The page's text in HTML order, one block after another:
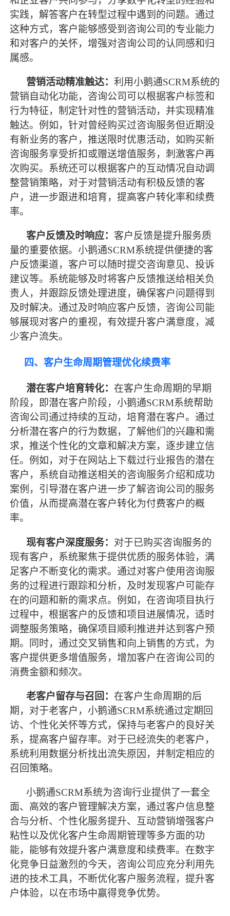
实践，解答客户在转型过程中遇到的问题。通过
这种方式，客户能够感受到咨询公司的专业能力
和对客户的关怀，增强对咨询公司的认同感和归
属感。
营销活动精准触达：利用小鹅通SCRM系统的
营销自动化功能，咨询公司可以根据客户标签和
行为特征，制定针对性的营销活动，并实现精准
触达。例如，针对曾经购买过咨询服务但近期没
有新业务的客户，推送限时优惠活动，如购买新
咨询服务享受折扣或赠送增值服务，刺激客户再
次购买。系统还可以根据客户的互动情况自动调
整营销策略，对于对营销活动有积极反馈的客
户，进一步跟进和培育，提高客户转化率和续费
率。
客户反馈及时响应：客户反馈是提升服务质
量的重要依据。小鹅通SCRM系统提供便捷的客
户反馈渠道，客户可以随时提交咨询意见、投诉
建议等。系统能够及时将客户反馈推送给相关负
责人，并跟踪反馈处理进度，确保客户问题得到
及时解决。通过及时响应客户反馈，咨询公司能
够展现对客户的重视，有效提升客户满意度，减
少客户流失。
四、客户生命周期管理优化续费率
潜在客户培育转化： 在客户生命周期的早期
阶段，即潜在客户阶段，小鹅通SCRM系统帮助
咨询公司通过持续的互动，培育潜在客户。通过
分析潜在客户的行为数据，了解他们的兴趣和需
求，推送个性化的文章和解决方案，逐步建立信
任。例如，对于在网站上下载过行业报告的潜在
客户，系统自动推送相关的咨询服务介绍和成功
案例，引导潜在客户进一步了解咨询公司的服务
价值，从而提高潜在客户转化为付费客户的概
率。
现有客户深度服务： 对于已购买咨询服务的
现有客户，系统聚焦于提供优质的服务体验，满
足客户不断变化的需求。通过对客户使用咨询服
务的过程进行跟踪和分析，及时发现客户可能存
在的问题和新的需求点。例如，在咨询项目执行
过程中，根据客户的反馈和项目进展情况，适时
调整服务策略，确保项目顺利推进并达到客户预
期。同时，通过交叉销售和向上销售的方式，为
客户提供更多增值服务，增加客户在咨询公司的
消费金额和频次。
老客户留存与召回： 在客户生命周期的后
期，对于老客户，小鹅通SCRM系统通过定期回
访、个性化关怀等方式，保持与老客户的良好关
系，提高客户留存率。对于已经流失的老客户，
系统利用数据分析找出流失原因，并制定相应的
召回策略。
小鹅通SCRM系统为咨询行业提供了一套全
面、高效的客户管理解决方案，通过客户信息整
合与分析、个性化服务提升、互动营销增强客户
粘性以及优化客户生命周期管理等多方面的功
能，能够有效提升客户满意度和续费率。在数字
化竞争日益激烈的今天，咨询公司应充分利用先
进的技术工具，不断优化客户服务流程，提升客
户体验，以在市场中赢得竞争优势。